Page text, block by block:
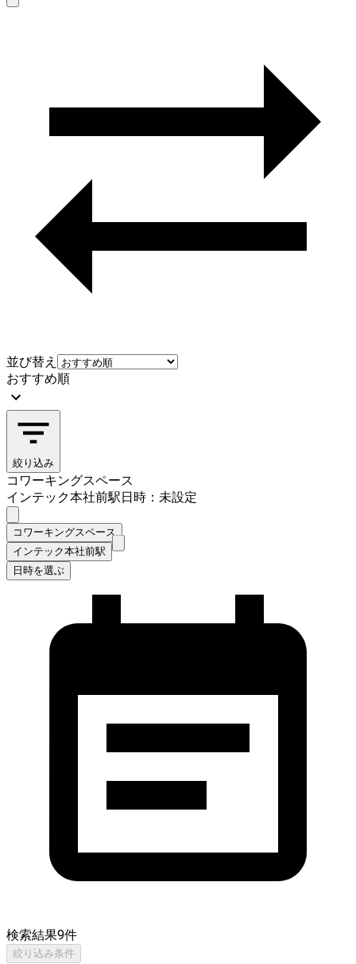
並び替え
おすすめ順
絞り込み
コワーキングスペース
インテック本社前駅日時：未設定
コワーキングスペース
インテック本社前駅
日時を選ぶ
検索結果9件
絞り込み条件